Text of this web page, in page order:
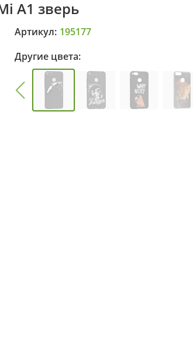
A1 зверь
Артикул: 195177
Другие цвета: